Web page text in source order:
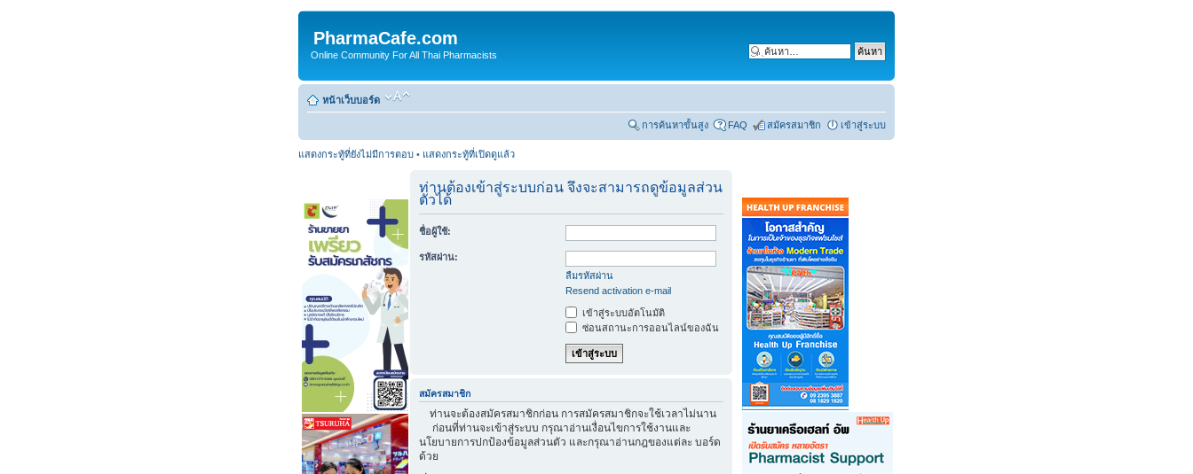
PharmaCafe.com
Online Community For All Thai Pharmacists
หน้าเว็บบอร์ด
การค้นหาขั้นสูง FAQ สมัครสมาชิก เข้าสู่ระบบ
แสดงกระทู้ที่ยังไม่มีการตอบ • แสดงกระทู้ที่เปิดดูแล้ว
ท่านต้องเข้าสู่ระบบก่อน จึงจะสามารถดูข้อมูลส่วน
ตัวได้
ชื่อผู้ใช้:
รหัสผ่าน:
ลืมรหัสผ่าน
Resend activation e-mail
เข้าสู่ระบบอัตโนมัติ
ซ่อนสถานะการออนไลน์ของฉัน
สมัครสมาชิก
ท่านจะต้องสมัครสมาชิกก่อน การสมัครสมาชิกจะใช้เวลาไม่นาน
ก่อนที่ท่านจะเข้าสู่ระบบ กรุณาอ่านเงื่อนไขการใช้งานและ
นโยบายการปกป้องข้อมูลส่วนตัว และกรุณาอ่านกฎของแต่ละ บอร์ด
ด้วย